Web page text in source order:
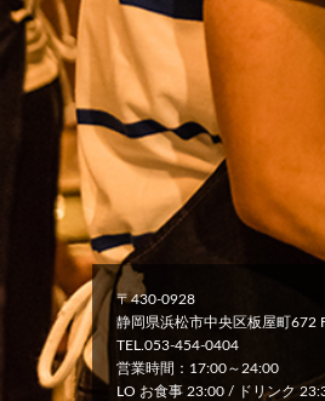
〒430-0928
静岡県浜松市中央区板屋町672
TEL.053-454-0404
営業時間：17:00～24:00
LO お食事 23:00 / ドリンク